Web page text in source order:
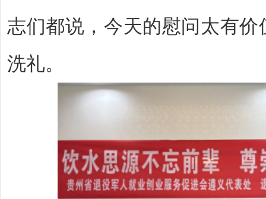
志们都说，今天的慰问太有
洗礼。